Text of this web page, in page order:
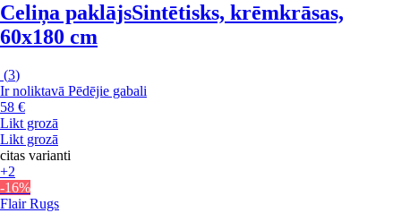
Celiņa paklājsSintētisks, krēmkrāsas,
60x180 cm
(3)
Ir noliktavā Pēdējie gabali
58 €
Likt grozā
Likt grozā
citas varianti
+2
-16%
Flair Rugs